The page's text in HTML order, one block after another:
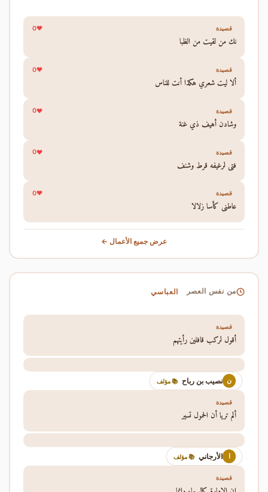
قصيدة 0
نك من لقيت من الظبا
قصيدة 0
ألا ليت شعري هكذا أنت للناس
قصيدة 0
وشادن أهيف ذي غنة
قصيدة 0
فتى لرغيفه قرط وشنف
قصيدة 0
عاطني كأسا زلالا
عرض جميع الأعمال ←
من نفس العصر العباسي
قصيدة
أقول لركب قافلين رأيتهم
ن نصيب بن رباح 📚 مؤلف
قصيدة
ألم تريا أن الحمول تسير
ا الأرجاني 📚 مؤلف
قصيدة